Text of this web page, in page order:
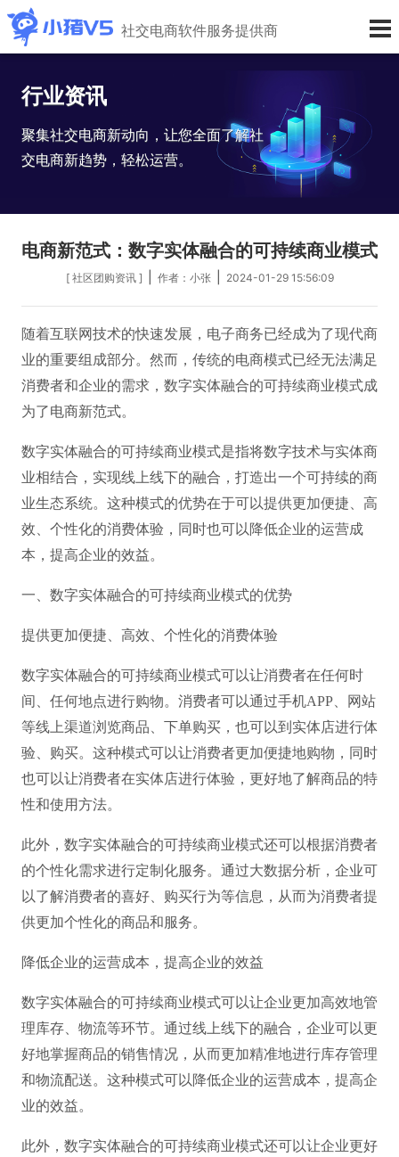
社交电商软件服务提供商
行业资讯
聚集社交电商新动向，让您全面了解社
交电商新趋势，轻松运营。
电商新范式：数字实体融合的可持续商业模式
[ 社区团购资讯 ] 作者：小张 2024-01-29 15:56:09
随着互联网技术的快速发展，电子商务已经成为了现代商
业的重要组成部分。然而，传统的电商模式已经无法满足
消费者和企业的需求，数字实体融合的可持续商业模式成
为了电商新范式。
数字实体融合的可持续商业模式是指将数字技术与实体商
业相结合，实现线上线下的融合，打造出一个可持续的商
业生态系统。这种模式的优势在于可以提供更加便捷、高
效、个性化的消费体验，同时也可以降低企业的运营成
本，提高企业的效益。
一、数字实体融合的可持续商业模式的优势
提供更加便捷、高效、个性化的消费体验
数字实体融合的可持续商业模式可以让消费者在任何时
间、任何地点进行购物。消费者可以通过手机APP、网站
等线上渠道浏览商品、下单购买，也可以到实体店进行体
验、购买。这种模式可以让消费者更加便捷地购物，同时
也可以让消费者在实体店进行体验，更好地了解商品的特
性和使用方法。
此外，数字实体融合的可持续商业模式还可以根据消费者
的个性化需求进行定制化服务。通过大数据分析，企业可
以了解消费者的喜好、购买行为等信息，从而为消费者提
供更加个性化的商品和服务。
降低企业的运营成本，提高企业的效益
数字实体融合的可持续商业模式可以让企业更加高效地管
理库存、物流等环节。通过线上线下的融合，企业可以更
好地掌握商品的销售情况，从而更加精准地进行库存管理
和物流配送。这种模式可以降低企业的运营成本，提高企
业的效益。
此外，数字实体融合的可持续商业模式还可以让企业更好